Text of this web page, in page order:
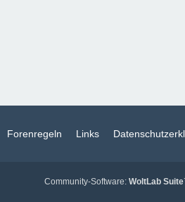
Forenregeln Links
Community-Software: WoltLab